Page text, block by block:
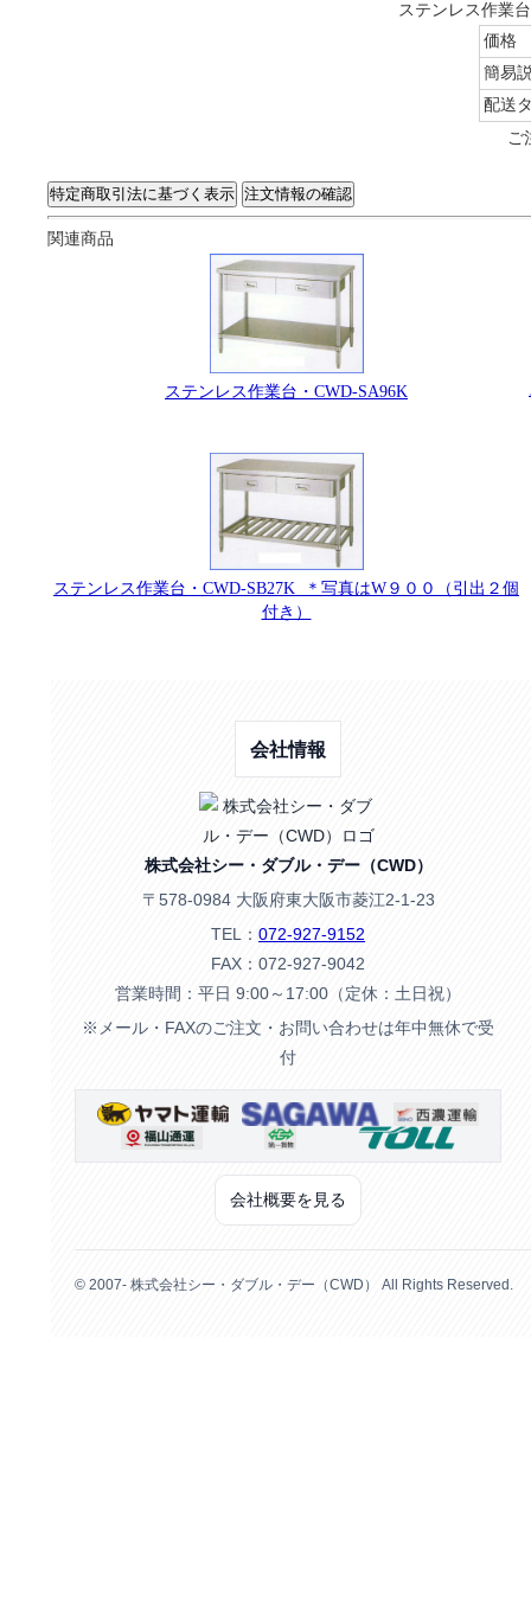
ステンレス作業
価格
簡易
配送
ご
関連商品
ステンレス作業台・CWD-SA96K
ステンレス作業台・CWD-SB27K ＊写真はW９００（引出２個
付き）
会社情報
株式会社シー・ダブル・デー（CWD）
〒578-0984 大阪府東大阪市菱江2-1-23
TEL： 072-927-9152
FAX：072-927-9042
営業時間：平日 9:00～17:00（定休：土日祝）
※メール・FAXのご注文・お問い合わせは年中無休で受
付
会社概要を見る
© 2007- 株式会社シー・ダブル・デー（CWD） All Rights Reserved.